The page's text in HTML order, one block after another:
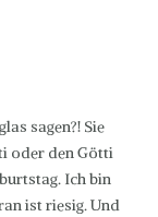
sagen?! Sie
oder den Götti
Ich bin
ist riesig. Und